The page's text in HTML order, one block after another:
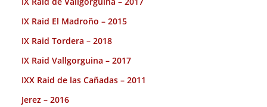
IX Raid El Madroño – 2015
IX Raid Tordera – 2018
IX Raid Vallgorguina – 2017
IXX Raid de las Cañadas – 2011
Jerez – 2016